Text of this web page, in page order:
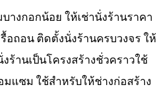
างกอกน้อย ให้เช่านั่งร้านราคา
อถอน ติดตั้งนั่งร้านครบวงจร ให้
ร้านเป็นโครงสร้างชั่วคราวใช้
มแซม ใช้สำหรับให้ช่างก่อสร้าง